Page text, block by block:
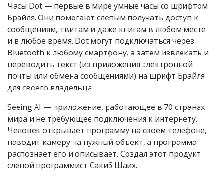
Часы Dot — первые в мире умные часы со шрифтом
Брайля. Они помогают слепым получать доступ к
сообщениям, твитам и даже книгам в любом месте
и в любое время. Dot могут подключаться через
Bluetooth к любому смартфону, а затем извлекать и
переводить текст (из приложения электронной
почты или обмена сообщениями) на шрифт Брайля
для своего владельца.
Seeing AI — приложение, работающее в 70 странах
мира и не требующее подключения к интернету.
Человек открывает программу на своем телефоне,
наводит камеру на нужный объект, а программа
распознает его и описывает. Создал этот продукт
слепой программист Сакиб Шаих.